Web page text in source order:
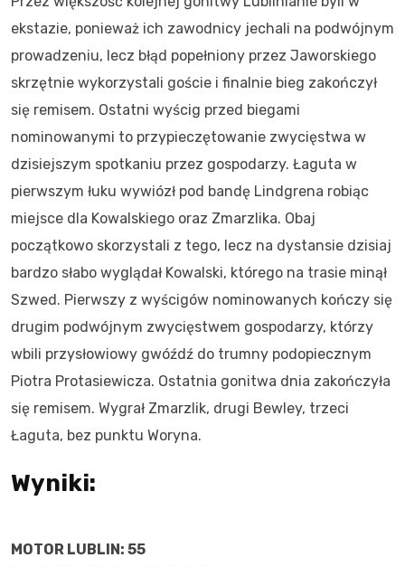
ekstazie, ponieważ ich zawodnicy jechali na podwójnym
prowadzeniu, lecz błąd popełniony przez Jaworskiego
skrzętnie wykorzystali goście i finalnie bieg zakończył
się remisem. Ostatni wyścig przed biegami
nominowanymi to przypieczętowanie zwycięstwa w
dzisiejszym spotkaniu przez gospodarzy. Łaguta w
pierwszym łuku wywiózł pod bandę Lindgrena robiąc
miejsce dla Kowalskiego oraz Zmarzlika. Obaj
początkowo skorzystali z tego, lecz na dystansie dzisiaj
bardzo słabo wyglądał Kowalski, którego na trasie minął
Szwed. Pierwszy z wyścigów nominowanych kończy się
drugim podwójnym zwycięstwem gospodarzy, którzy
wbili przysłowiowy gwóźdź do trumny podopiecznym
Piotra Protasiewicza. Ostatnia gonitwa dnia zakończyła
się remisem. Wygrał Zmarzlik, drugi Bewley, trzeci
Łaguta, bez punktu Woryna.
Wyniki:
MOTOR LUBLIN: 55